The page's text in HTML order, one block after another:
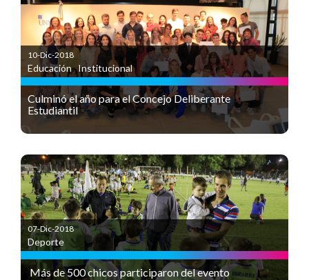
10-Dic-2018
Educación,Institucional
Culminó el año para el Concejo Deliberante
Estudiantil
07-Dic-2018
Deporte
Más de 500 chicos participaron del evento